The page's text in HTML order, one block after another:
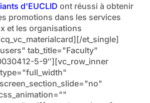
d'EUCLID ont réussi à obtenir
promotions dans les services
et les organisations
et_single]
tab_title="Faculty"
5-9″][vc_row_inner